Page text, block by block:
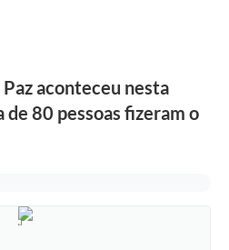
aconteceu nesta
80 pessoas fizeram o